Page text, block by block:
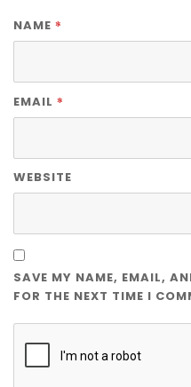
NAME *
EMAIL *
WEBSITE
SAVE MY NAME, EMAIL,
FOR THE NEXT TIME I